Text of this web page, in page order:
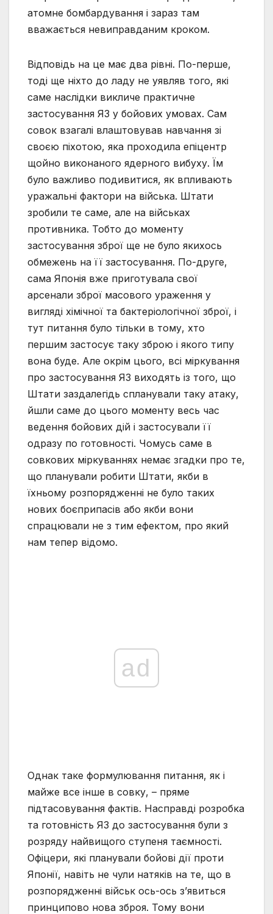
атомне бомбардування і зараз там
вважається невиправданим кроком.
Відповідь на це має два рівні. По-перше,
тоді ще ніхто до ладу не уявляв того, які
саме наслідки викличе практичне
застосування ЯЗ у бойових умовах. Сам
совок взагалі влаштовував навчання зі
своєю піхотою, яка проходила епіцентр
щойно виконаного ядерного вибуху. Їм
було важливо подивитися, як впливають
уражальні фактори на війська. Штати
зробили те саме, але на військах
противника. Тобто до моменту
застосування зброї ще не було якихось
обмежень на її застосування. По-друге,
сама Японія вже приготувала свої
арсенали зброї масового ураження у
вигляді хімічної та бактеріологічної зброї, і
тут питання було тільки в тому, хто
першим застосує таку зброю і якого типу
вона буде. Але окрім цього, всі міркування
про застосування ЯЗ виходять із того, що
Штати заздалегідь спланували таку атаку,
йшли саме до цього моменту весь час
ведення бойових дій і застосували її
одразу по готовності. Чомусь саме в
совкових міркуваннях немає згадки про те,
що планували робити Штати, якби в
їхньому розпорядженні не було таких
нових боєприпасів або якби вони
спрацювали не з тим ефектом, про який
нам тепер відомо.
ad
Однак таке формулювання питання, як і
майже все інше в совку, – пряме
підтасовування фактів. Насправді розробка
та готовність ЯЗ до застосування були з
розряду найвищого ступеня таємності.
Офіцери, які планували бойові дії проти
Японії, навіть не чули натяків на те, що в
розпорядженні військ ось-ось з’явиться
принципово нова зброя. Тому вони